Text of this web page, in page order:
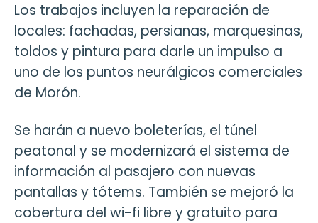
Los trabajos incluyen la reparación de
locales: fachadas, persianas, marquesinas,
toldos y pintura para darle un impulso a
uno de los puntos neurálgicos comerciales
de Morón.
Se harán a nuevo boleterías, el túnel
peatonal y se modernizará el sistema de
información al pasajero con nuevas
pantallas y tótems. También se mejoró la
cobertura del wi-fi libre y gratuito para